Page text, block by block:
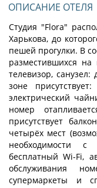
ОПИСАНИЕ ОТЕЛЯ
Студия "Flora"
Харькова, до
пешей прогулки. В
разместившихся на
телевизор, санузел:
зоне
электрический
номер
присутствует
четырёх мест
необходимости
бесплатный Wi-Fi,
обслуживания
супермаркеты и